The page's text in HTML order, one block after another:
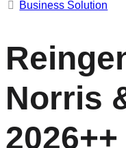
Business Solution
Norris
2026++